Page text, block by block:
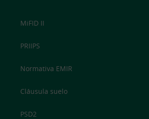
MiFID II
PRIIPS
Normativa EMIR
Cláusula suelo
PSD2